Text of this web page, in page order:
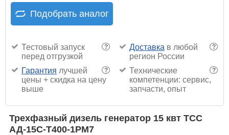
Подобрать аналог
?
Тестовый запуск
перед отгрузкой
?
Доставка в любой
регион России
?
Гарантия лучшей
цены + скидка на цену
выше
?
Технические
компетенции: сервис,
запчасти, опыт
Трехфазный дизель генератор 15 квт ТСС
АД-15С-Т400-1РМ7